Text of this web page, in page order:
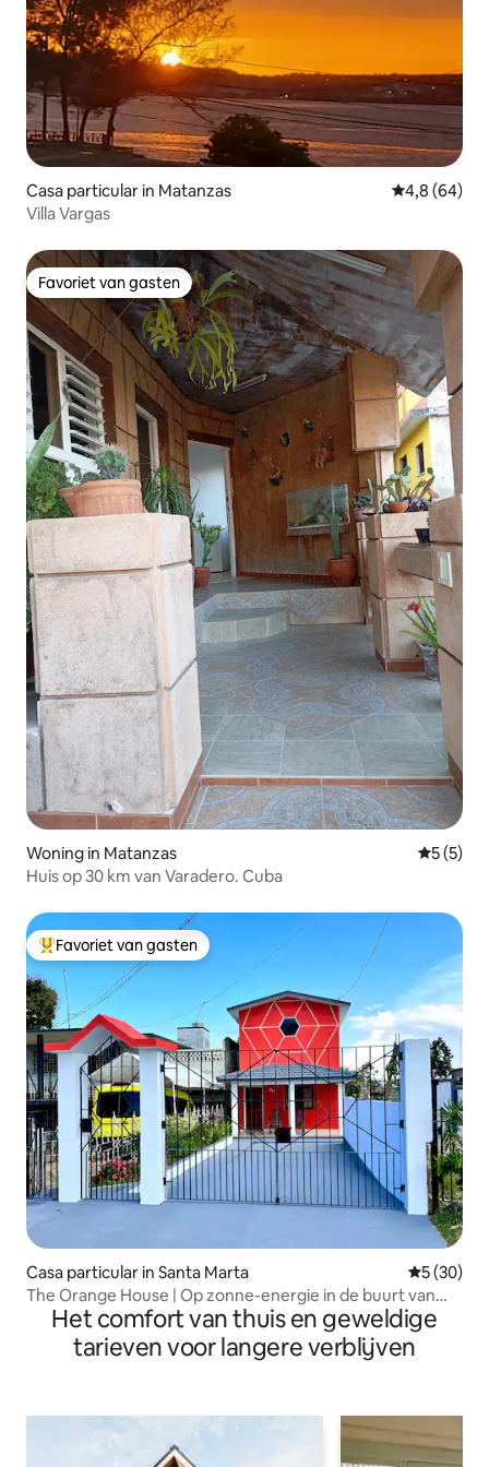
Casa particular in Matanzas Gemiddelde
4,8 (64)
Villa Vargas
Favoriet van gasten
Favoriet van gasten
Woning in Matanzas
5 (5)
Huis op 30 km van Varadero. Cuba
Topfavoriet van gasten
Favoriet van gasten
Casa particular in Santa Marta
5 (30)
The Orange House | Op zonne-energie in de buurt van
Varadero
Het comfort van thuis en geweldige
tarieven voor langere verblijven